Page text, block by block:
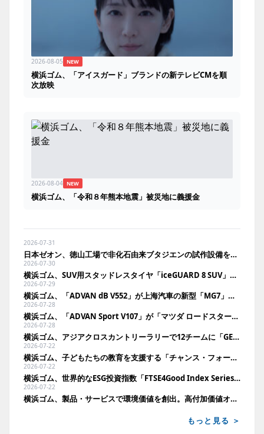
2026-08-05 NEW
横浜ゴム、「アイスガード」ブランドの新テレビCMを順
次放映
2026-08-04 NEW
横浜ゴム、「令和８年熊本地震」被災地に義援金
2026-07-31
日本ゼオン、徳山工場で非化石由来ブタジエンの試作設備を竣工
2026-07-30
横浜ゴム、SUV用スタッドレスタイヤ「iceGUARD 8 SUV」を新発売
2026-07-29
横浜ゴム、「ADVAN dB V552」が上海汽車の新型「MG7」に新車装着
2026-07-28
横浜ゴム、「ADVAN Sport V107」が「マツダ ロードスター」に新車装着
2026-07-28
横浜ゴム、アジアクロスカントリーラリーで12チームに「GEOLANDAR」を供給
2026-07-22
横浜ゴム、子どもたちの教育を支援する「チャンス・フォー・チルドレン」を継続支援
2026-07-22
横浜ゴム、世界的なESG投資指数「FTSE4Good Index Series」に22年連続で選定
2026-07-22
横浜ゴム、製品・サービスで環境価値を創出。高付加価値オフハイウェイタイヤを拡充
もっと見る ＞